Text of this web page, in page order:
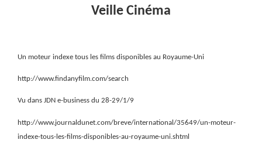
Veille Cinéma
Un moteur indexe tous les films disponibles au Royaume-Uni
http://www.findanyfilm.com/search
Vu dans JDN e-business du 28-29/1/9
http://www.journaldunet.com/breve/international/35649/un-moteur-
indexe-tous-les-films-disponibles-au-royaume-uni.shtml